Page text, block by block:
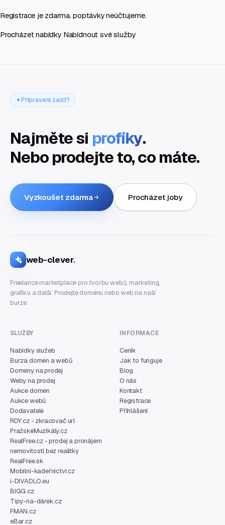
Registrace je zdarma, poptávky neúčtujeme.
Procházet nabídky Nabídnout své služby
Připraveni začít?
Najměte si profíky.
Nebo prodejte to, co máte.
Vyzkoušet zdarma Procházet joby
web-clever.
Freelance marketplace pro tvorbu webů, marketing,
grafiku a další. Prodejte doménu nebo web na naší
burze.
SLUŽBY
Nabídky služeb
Burza domén a webů
Domény na prodej
Weby na prodej
Aukce domén
Aukce webů
Dodavatelé
RDY.cz - zkracovač url
PražskéMuzikály.cz
RealFree.cz - prodej a pronájem
nemovitostí bez realitky
RealFree.sk
Mobilní-kadeřnictví.cz
i-DIVADLO.eu
BIGG.cz
Tipy-na-dárek.cz
FMAN.cz
eBar.cz
INFORMACE
Ceník
Jak to funguje
Blog
O nás
Kontakt
Registrace
Přihlášení